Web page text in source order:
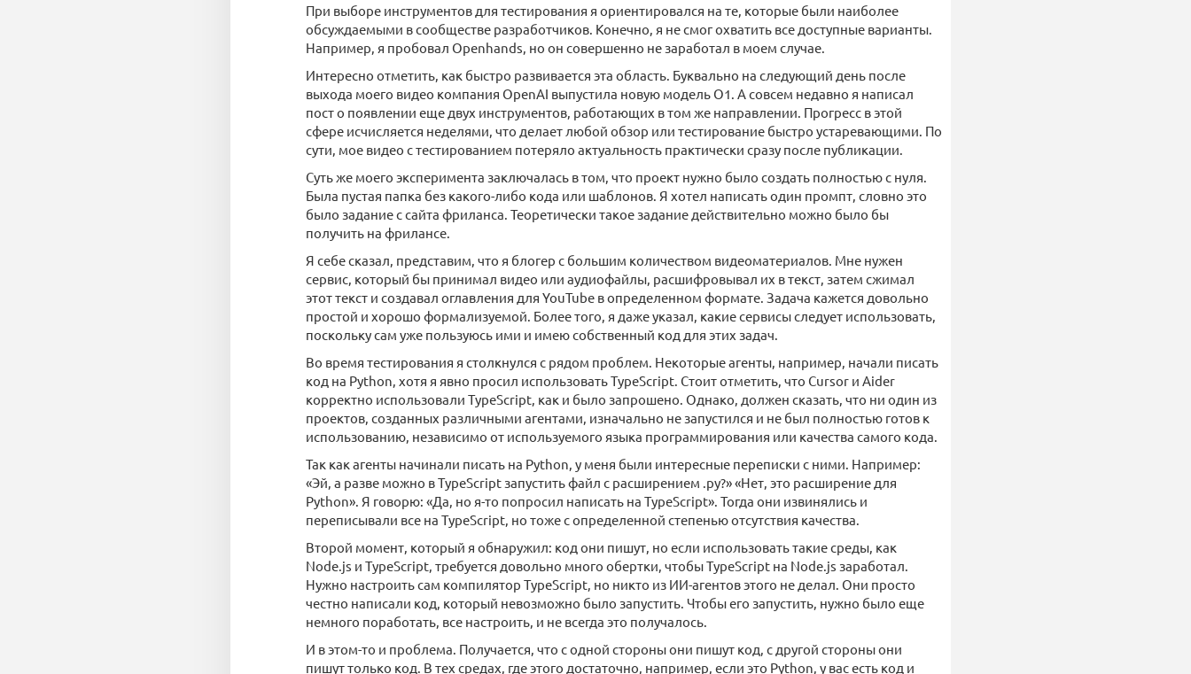
При выборе инструментов для тестирования я ориентировался на те, которые были наиболее
обсуждаемыми в сообществе разработчиков. Конечно, я не смог охватить все доступные варианты.
Например, я пробовал Openhands, но он совершенно не заработал в моем случае.
Интересно отметить, как быстро развивается эта область. Буквально на следующий день после
выхода моего видео компания OpenAI выпустила новую модель O1. А совсем недавно я написал
пост о появлении еще двух инструментов, работающих в том же направлении. Прогресс в этой
сфере исчисляется неделями, что делает любой обзор или тестирование быстро устаревающими. По
сути, мое видео с тестированием потеряло актуальность практически сразу после публикации.
Суть же моего эксперимента заключалась в том, что проект нужно было создать полностью с нуля.
Была пустая папка без какого-либо кода или шаблонов. Я хотел написать один промпт, словно это
было задание с сайта фриланса. Теоретически такое задание действительно можно было бы
получить на фрилансе.
Я себе сказал, представим, что я блогер с большим количеством видеоматериалов. Мне нужен
сервис, который бы принимал видео или аудиофайлы, расшифровывал их в текст, затем сжимал
этот текст и создавал оглавления для YouTube в определенном формате. Задача кажется довольно
простой и хорошо формализуемой. Более того, я даже указал, какие сервисы следует использовать,
поскольку сам уже пользуюсь ими и имею собственный код для этих задач.
Во время тестирования я столкнулся с рядом проблем. Некоторые агенты, например, начали писать
код на Python, хотя я явно просил использовать TypeScript. Стоит отметить, что Cursor и Aider
корректно использовали TypeScript, как и было запрошено. Однако, должен сказать, что ни один из
проектов, созданных различными агентами, изначально не запустился и не был полностью готов к
использованию, независимо от используемого языка программирования или качества самого кода.
Так как агенты начинали писать на Python, у меня были интересные переписки с ними. Например:
«Эй, а разве можно в TypeScript запустить файл с расширением .py?» «Нет, это расширение для
Python». Я говорю: «Да, но я-то попросил написать на TypeScript». Тогда они извинялись и
переписывали все на TypeScript, но тоже с определенной степенью отсутствия качества.
Второй момент, который я обнаружил: код они пишут, но если использовать такие среды, как
Node.js и TypeScript, требуется довольно много обертки, чтобы TypeScript на Node.js заработал.
Нужно настроить сам компилятор TypeScript, но никто из ИИ-агентов этого не делал. Они просто
честно написали код, который невозможно было запустить. Чтобы его запустить, нужно было еще
немного поработать, все настроить, и не всегда это получалось.
И в этом-то и проблема. Получается, что с одной стороны они пишут код, с другой стороны они
пишут только код. В тех средах, где этого достаточно, например, если это Python, у вас есть код и